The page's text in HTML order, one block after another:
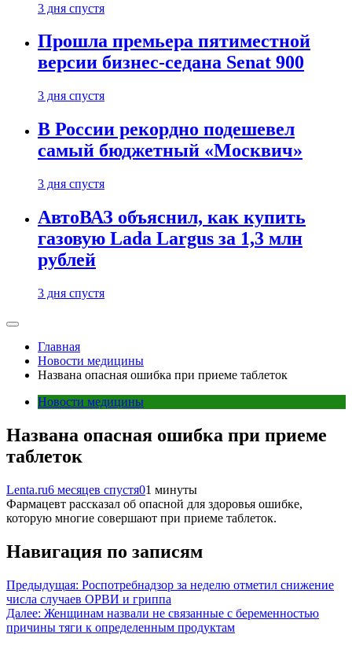
3 дня спустя
Прошла премьера пятиместной
версии бизнес-седана Senat 900
3 дня спустя
В России рекордно подешевел
самый бюджетный «Москвич»
3 дня спустя
АвтоВАЗ объяснил, как купить
газовую Lada Largus за 1,3 млн
рублей
3 дня спустя
Главная
Новости медицины
Названа опасная ошибка при приеме таблеток
Новости медицины
Названа опасная ошибка при приеме
таблеток
Lenta.ru6 месяцев спустя01 минуты
Фармацевт рассказал об опасной для здоровья ошибке,
которую многие совершают при приеме таблеток.
Навигация по записям
Предыдущая: Роспотребнадзор за неделю отметил снижение
числа случаев ОРВИ и гриппа
Далее: Женщинам назвали не связанные с беременностью
причины тяги к определенным продуктам